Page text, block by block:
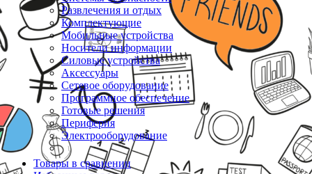
Развлечения и отдых
Комплектующие
Мобильные устройства
Носители информации
Силовые устройства
Аксессуары
Сетевое оборудование
Программное обеспечение
Готовые решения
Периферия
Электрооборудование
Товары в сравнении